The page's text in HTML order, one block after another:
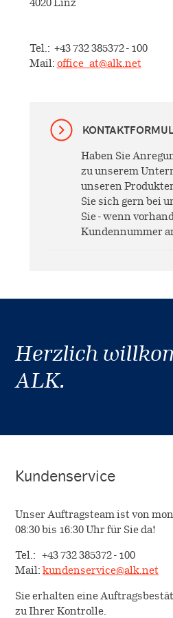
SQ-Standardisierung
Native Allergene
Entwicklung
Produktion
Anwendungsbeobachtungen
Freie Stellen
ALK Österreich
Geschichte
EFPIA
Presse
Kontakt
Online-Bestellungen
Tel.: +43 732 385372 - 100
Mail: office_at@alk.net
Haben Sie
zu unserem
unseren
Sie sich gern bei
Sie - wenn
Kundennummer
Herzlich
ALK.
Kundenservice
Unser Auftragsteam ist von
08:30 bis 16:30 Uhr für Sie da!
Tel.: +43 732 385372 - 100
Mail:kundenservice@alk.net
Sie erhalten eine
zu Ihrer Kontrolle.